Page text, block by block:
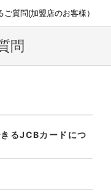
ご質問(加盟店のお客様）
問
るJCBカードにつ